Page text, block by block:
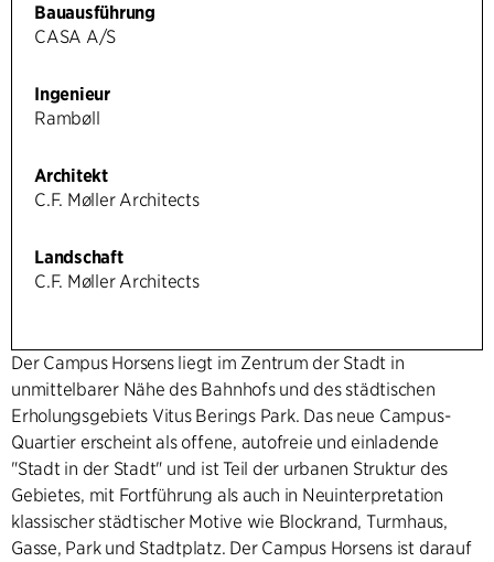
Bauausführung
CASA A/S
Ingenieur
Rambøll
Architekt
C.F. Møller Architects
Landschaft
C.F. Møller Architects
Der Campus Horsens liegt im Zentrum der Stadt in
unmittelbarer Nähe des Bahnhofs und des städtischen
Erholungsgebiets Vitus Berings Park. Das neue Campus-
Quartier erscheint als offene, autofreie und einladende
"Stadt in der Stadt" und ist Teil der urbanen Struktur des
Gebietes, mit Fortführung als auch in Neuinterpretation
klassischer städtischer Motive wie Blockrand, Turmhaus,
Gasse, Park und Stadtplatz. Der Campus Horsens ist darauf